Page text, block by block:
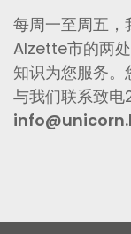
每周一至周五
Alzette市的两
知识为您服务
与我们联系致电